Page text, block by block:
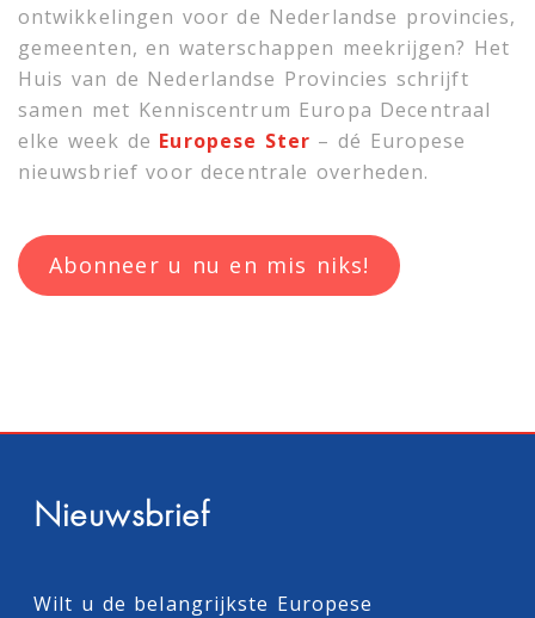
ontwikkelingen voor de Nederlandse provincies,
gemeenten, en waterschappen meekrijgen? Het
Huis van de Nederlandse Provincies schrijft
samen met Kenniscentrum Europa Decentraal
elke week de Europese Ster – dé Europese
nieuwsbrief voor decentrale overheden.
Abonneer u nu en mis niks!
Nieuwsbrief
Wilt u de belangrijkste Europese